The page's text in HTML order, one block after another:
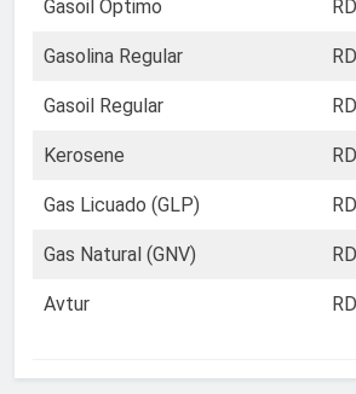
Gasoil Óptimo
Gasolina Regular
Gasoil Regular
Kerosene
Gas Licuado (GLP)
Gas Natural (GNV)
Avtur